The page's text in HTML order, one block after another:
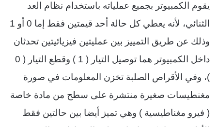
يقوم الكمبيوتر بجميع عملياته باستخدام نظام العد
الثنائي، لأنه يعطي كل حالة أحد قيمتين فقط إما 0 أو 1
وذلك عن طريق التمييز بين عمليتين فيزيائيتين تحدثان
داخل الكمبيوتر هما توصيل التيار ( 1 ) وقطع التيار ( 0
)، وفي الأقراص الصلبة تخزن المعلومات في صورة
مغنطيسات صغيرة منتشرة على سطح من مادة خاصة
( فيرو مغناطيسية ) وهي تميز أيضا بين حالتين فقط